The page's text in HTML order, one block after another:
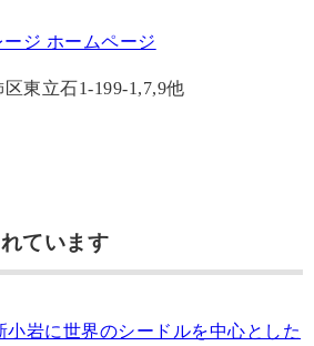
ジ ホームページ
東立石1-199-1,7,9他
ています
小岩に世界のシードルを中心とした